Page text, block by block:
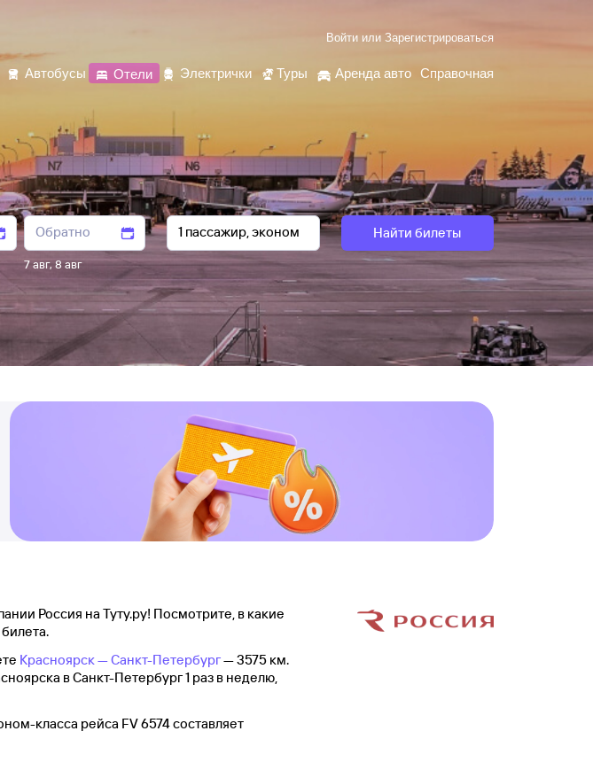
Войти или Зарегистрироваться
Автобусы Отели Электрички Туры Аренда авто Справочная
7 авг,8 авг
Найти билеты
Россия на Туту.ру! Посмотрите, в какие
Красноярск — Санкт-Петербург— 3575 км.
в Санкт-Петербург 1 раз в неделю,
класса рейса FV 6574 составляет